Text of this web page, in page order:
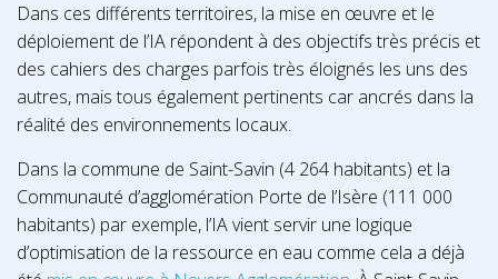
Dans ces différents territoires, la mise en œuvre et le
déploiement de l’IA répondent à des objectifs très précis et
des cahiers des charges parfois très éloignés les uns des
autres, mais tous également pertinents car ancrés dans la
réalité des environnements locaux.
Dans la commune de Saint-Savin (4 264 habitants) et la
Communauté d’agglomération Porte de l’Isère (111 000
habitants) par exemple, l’IA vient servir une logique
d’optimisation de la ressource en eau comme cela a déjà